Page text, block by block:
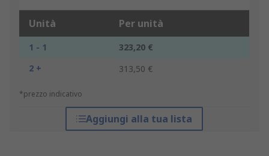
Unità Per unità
1 - 1
323,20 €
2 +
313,50 €
*prezzo indicativo
Aggiungi alla tua lista